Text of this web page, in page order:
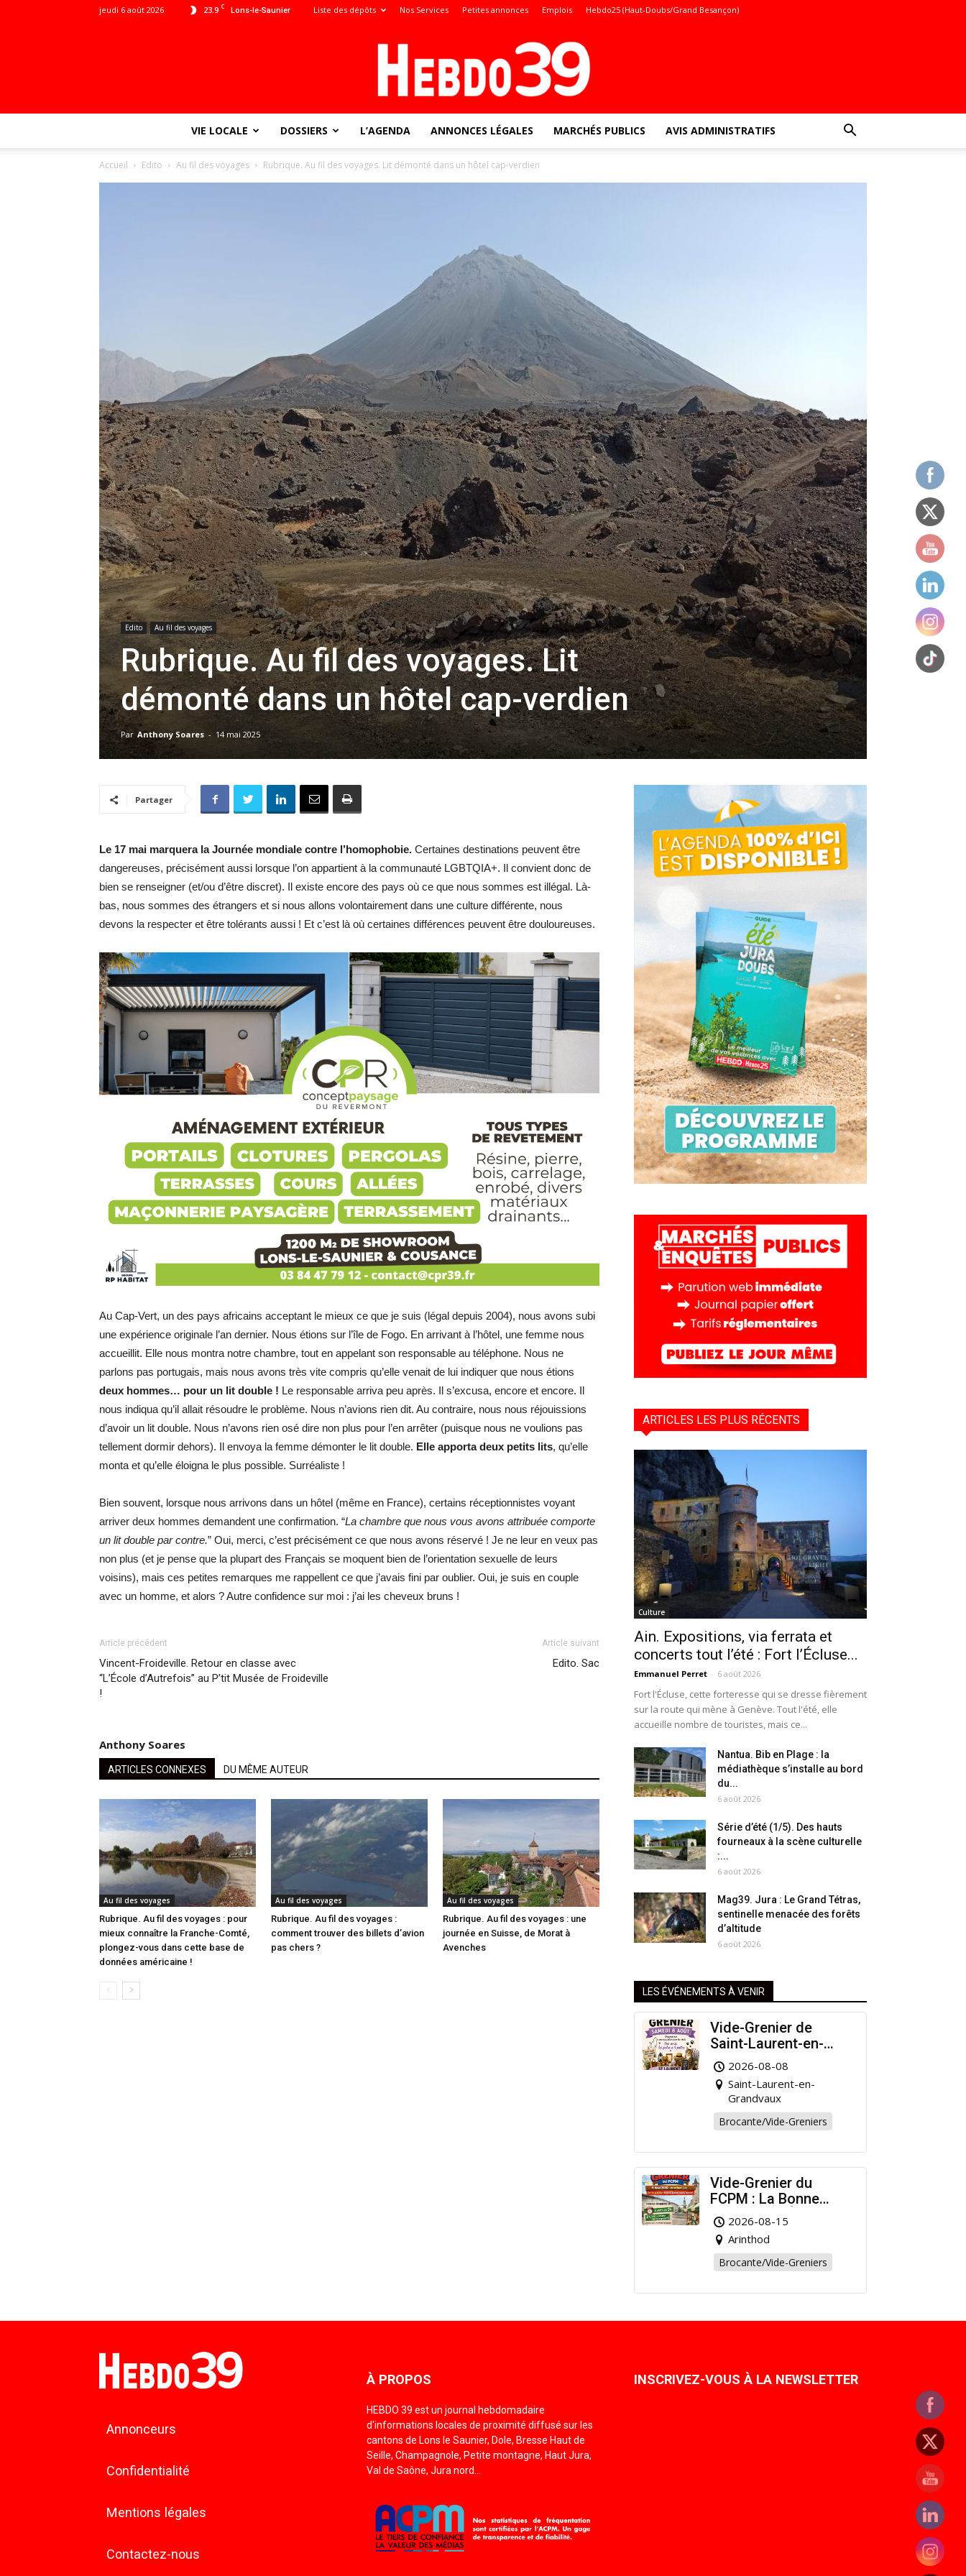
23.9 C Lons-le-Saunier
jeudi 6 août 2026 Liste des dépôts Nos Services Petites annonces Emplois Hebdo25 (Haut-Doubs/Grand Besançon)
:
l'info
locale
–
Hebdo39
VIE LOCALE DOSSIERS L’AGENDA ANNONCES LÉGALES MARCHÉS PUBLICS AVIS ADMINISTRATIFS
Accueil Edito Au fil des voyages Rubrique. Au fil des voyages. Lit démonté dans un hôtel cap-verdien
Edito Au fil des voyages
Rubrique. Au fil des voyages. Lit
démonté dans un hôtel cap-verdien
Par Anthony Soares - 14 mai 2025
Partager
Le 17 mai marquera la Journée mondiale contre l’homophobie. Certaines destinations peuvent être
dangereuses, précisément aussi lorsque l’on appartient à la communauté LGBTQIA+. Il convient donc de
bien se renseigner (et/ou d’être discret). Il existe encore des pays où ce que nous sommes est illégal. Là-
bas, nous sommes des étrangers et si nous allons volontairement dans une culture différente, nous
devons la respecter et être tolérants aussi ! Et c’est là où certaines différences peuvent être douloureuses.
Au Cap-Vert, un des pays africains acceptant le mieux ce que je suis (légal depuis 2004), nous avons subi
une expérience originale l’an dernier. Nous étions sur l’île de Fogo. En arrivant à l’hôtel, une femme nous
accueillit. Elle nous montra notre chambre, tout en appelant son responsable au téléphone. Nous ne
parlons pas portugais, mais nous avons très vite compris qu’elle venait de lui indiquer que nous étions
deux hommes… pour un lit double ! Le responsable arriva peu après. Il s’excusa, encore et encore. Il
nous indiqua qu’il allait résoudre le problème. Nous n’avions rien dit. Au contraire, nous nous réjouissions
d’avoir un lit double. Nous n’avons rien osé dire non plus pour l’en arrêter (puisque nous ne voulions pas
tellement dormir dehors). Il envoya la femme démonter le lit double. Elle apporta deux petits lits, qu’elle
monta et qu’elle éloigna le plus possible. Surréaliste !
Bien souvent, lorsque nous arrivons dans un hôtel (même en France), certains réceptionnistes voyant
arriver deux hommes demandent une confirmation. “La chambre que nous vous avons attribuée comporte
un lit double par contre.” Oui, merci, c’est précisément ce que nous avons réservé ! Je ne leur en veux pas
non plus (et je pense que la plupart des Français se moquent bien de l’orientation sexuelle de leurs
voisins), mais ces petites remarques me rappellent ce que j’avais fini par oublier. Oui, je suis en couple
avec un homme, et alors ? Autre confidence sur moi : j’ai les cheveux bruns !
Article précédent
Vincent-Froideville. Retour en classe avec
“L’École d’Autrefois” au P’tit Musée de Froideville
!
Article suivant
Edito. Sac
Anthony Soares
ARTICLES CONNEXES DU MÊME AUTEUR
Au fil des voyages
Rubrique. Au fil des voyages : pour
mieux connaître la Franche-Comté,
plongez-vous dans cette base de
données américaine !
Au fil des voyages
Rubrique. Au fil des voyages :
comment trouver des billets d’avion
pas chers ?
Au fil des voyages
Rubrique. Au fil des voyages : une
journée en Suisse, de Morat à
Avenches
ARTICLES LES PLUS RÉCENTS
Culture
Ain. Expositions, via ferrata et
concerts tout l’été : Fort l’Écluse...
Emmanuel Perret - 6 août 2026
Fort l'Écluse, cette forteresse qui se dresse fièrement
sur la route qui mène à Genève. Tout l'été, elle
accueille nombre de touristes, mais ce...
Nantua. Bib en Plage : la
médiathèque s’installe au bord
du...
6 août 2026
Série d’été (1/5). Des hauts
fourneaux à la scène culturelle
:...
6 août 2026
Mag39. Jura : Le Grand Tétras,
sentinelle menacée des forêts
d’altitude
6 août 2026
LES ÉVÉNEMENTS À VENIR
Vide-Grenier de
Saint-Laurent-en-
Grandvaux : Venez
chiner pour la bonne
cause !
2026-08-08
Saint-Laurent-en-
Grandvaux
Brocante/Vide-Greniers
Vide-Grenier du
FCPM : La Bonne
Affaire de l’Été à
Arinthod !
2026-08-15
Arinthod
Brocante/Vide-Greniers